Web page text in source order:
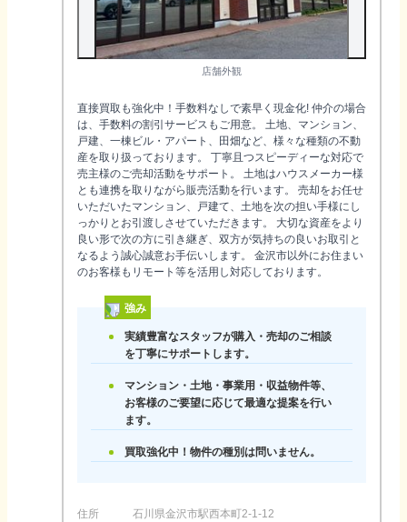
店舗外観
直接買取も強化中！手数料なしで素早く現金化! 仲介の場合
は、手数料の割引サービスもご用意。 土地、マンション、
戸建、一棟ビル・アパート、田畑など、様々な種類の不動
産を取り扱っております。 丁寧且つスピーディーな対応で
売主様のご売却活動をサポート。 土地はハウスメーカー様
とも連携を取りながら販売活動を行います。 売却をお任せ
いただいたマンション、戸建て、土地を次の担い手様にし
っかりとお引渡しさせていただきます。 大切な資産をより
良い形で次の方に引き継ぎ、双方が気持ちの良いお取引と
なるよう誠心誠意お手伝いします。 金沢市以外にお住まい
のお客様もリモート等を活用し対応しております。
強み
実績豊富なスタッフが購入・売却のご相談
を丁寧にサポートします。
マンション・土地・事業用・収益物件等、
お客様のご要望に応じて最適な提案を行い
ます。
買取強化中！物件の種別は問いません。
住所
石川県金沢市駅西本町2-1-12